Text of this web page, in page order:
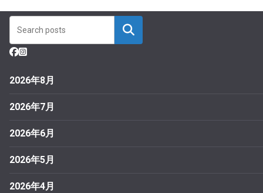
2026年8月
2026年7月
2026年6月
2026年5月
2026年4月